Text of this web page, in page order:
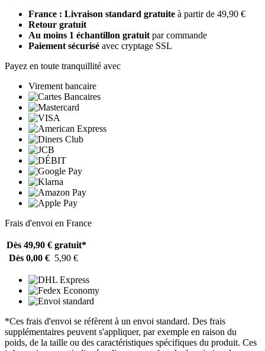
France : Livraison standard gratuite à partir de 49,90 €
Retour gratuit
Au moins 1 échantillon gratuit par commande
Paiement sécurisé avec cryptage SSL
Payez en toute tranquillité avec
Virement bancaire
Frais d'envoi en France
Dès 49,90 € gratuit*
Dès 0,00 € 5,90 €
*Ces frais d'envoi se réfèrent à un envoi standard. Des frais
supplémentaires peuvent s'appliquer, par exemple en raison du
poids, de la taille ou des caractéristiques spécifiques du produit. Ces